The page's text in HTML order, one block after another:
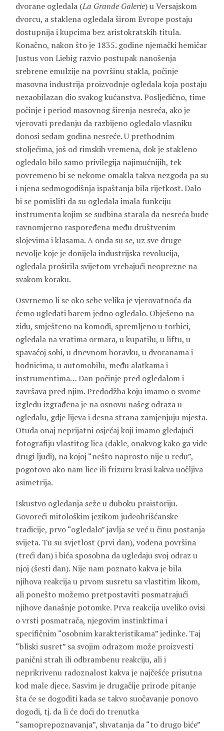
dvorane ogledala (La Grande Galerie) u Versajskom
dvorcu, a staklena ogledala širom Evrope postaju
dostupnija i kupcima bez aristokratskih titula.
Konačno, nakon što je 1835. godine njemački hemičar
Justus von Liebig razvio postupak nanošenja
srebrene emulzije na površinu stakla, počinje
masovna industrija proizvodnje ogledala koja postaju
nezaobilazan dio svakog kućanstva. Posljedično, time
počinje i period masovnog širenja nesreća, ako je
vjerovati predanju da razbijeno ogledalo vlasniku
donosi sedam godina nesreće. U prethodnim
stoljećima, još od rimskih vremena, dok je stakleno
ogledalo bilo samo privilegija najimućnijih, tek
povremeno bi se nekome omakla takva nezgoda pa su
i njena sedmogodišnja ispaštanja bila rijetkost. Dalo
bi se pomisliti da su ogledala imala funkciju
instrumenta kojim se sudbina starala da nesreća bude
ravnomjerno raspoređena među društvenim
slojevima i klasama. A onda su se, uz sve druge
nevolje koje je donijela industrijska revolucija,
ogledala proširila svijetom vrebajući neoprezne na
svakom koraku.
Osvrnemo li se oko sebe velika je vjerovatnoća da
ćemo ugledati barem jedno ogledalo. Obješeno na
zidu, smješteno na komodi, spremljeno u torbici,
ogledala na vratima ormara, u kupatilu, u liftu, u
spavaćoj sobi, u dnevnom boravku, u dvoranama i
hodnicima, u automobilu, među alatkama i
instrumentima… Dan počinje pred ogledalom i
završava pred njim. Predodžba koju imamo o svome
izgledu izgrađena je na osnovu našeg odraza u
ogledalu, gdje lijeva i desna strana zamjenjuju mjesta.
Otuda onaj neprijatni osjećaj koji imamo gledajući
fotografiju vlastitog lica (dakle, onakvog kako ga vide
drugi ljudi), na kojoj “nešto naprosto nije u redu”,
pogotovo ako nam lice ili frizuru krasi kakva uočljiva
asimetrija.
Iskustvo ogledanja seže u duboku praistoriju.
Govoreći mitološkim jezikom judeohrišćanske
tradicije, prvo “ogledalo” javlja se već u činu postanja
svijeta. Tu su svjetlost (prvi dan), vodena površina
(treći dan) i bića sposobna da ugledaju svoj odraz u
njoj (šesti dan). Nije nam poznato kakva je bila
njihova reakcija u prvom susretu sa vlastitim likom,
ali ponešto možemo pretpostaviti posmatrajući
njihove današnje potomke. Prva reakcija uveliko ovisi
o vrsti posmatrača, njegovim instinktima i
specifičnim “osobnim karakteristikama” jedinke. Taj
“bliski susret” sa svojim odrazom može proizvesti
panični strah ili odbrambenu reakciju, ali i
neprikrivenu radoznalost kakva je najčešće prisutna
kod male djece. Sasvim je drugačije prirode pitanje
šta će se dogoditi kada se takvo suočavanje ponovo
dogodi, tj. da li će doći do trenutka
“samoprepoznavanja”, shvatanja da “to drugo biće”